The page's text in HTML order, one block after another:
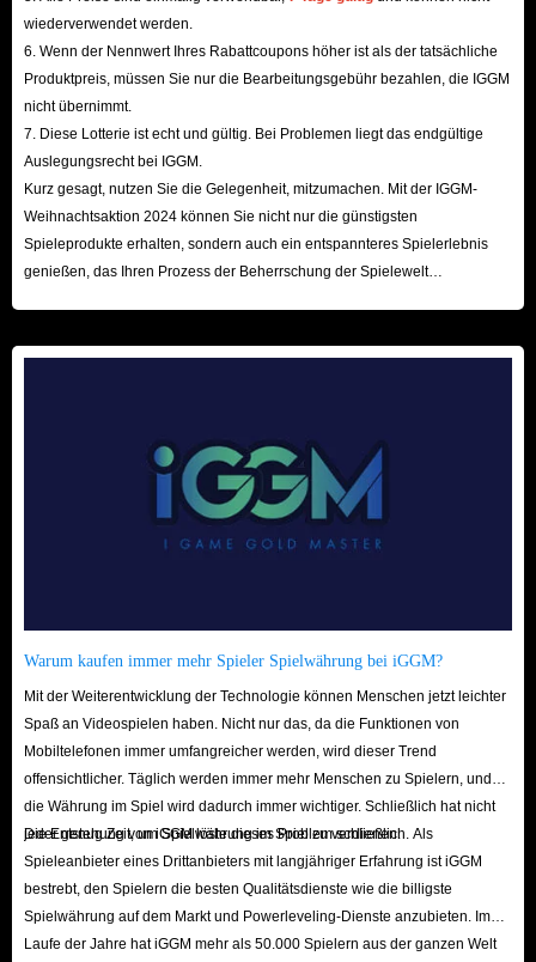
Wenn Sie mehr über uns erfahren möchten, können Sie IGGM.com auch
Mortal Online 2 Gold zu einem günstigeren Preis zu kaufen.
Sichere Zahlung: Unsere Website bietet viele sichere Zahlungsmethoden.
Zum Beispiel Kreditkarten, Paypal und weitere lokale Zahlungen. Sie
können Ihre Lieblingsprodukte jederzeit kaufen.
Kurz gesagt, Mortal Online 2 Gold ist eine wertvolle Ressource, die
Benutzer nutzen müssen, um ihre Charaktere zu verbessern und weitere
Funktionen zu erhalten. Es gibt viele Möglichkeiten, es zu bekommen, aber
wiederverwendet werden.
6. Wenn der Nennwert Ihres Rabattcoupons höher ist als der tatsächliche
Produktpreis, müssen Sie nur die Bearbeitungsgebühr bezahlen, die IGGM
nicht übernimmt.
7. Diese Lotterie ist echt und gültig. Bei Problemen liegt das endgültige
Auslegungsrecht bei IGGM.
Kurz gesagt, nutzen Sie die Gelegenheit, mitzumachen. Mit der IGGM-
Weihnachtsaktion 2024 können Sie nicht nur die günstigsten
Spieleprodukte erhalten, sondern auch ein entspannteres Spielerlebnis
genießen, das Ihren Prozess der Beherrschung der Spielewelt
Warum kaufen immer mehr Spieler Spielwährung bei iGGM?
Mit der Weiterentwicklung der Technologie können Menschen jetzt leichter
Spaß an Videospielen haben. Nicht nur das, da die Funktionen von
Mobiltelefonen immer umfangreicher werden, wird dieser Trend
offensichtlicher. Täglich werden immer mehr Menschen zu Spielern, und
die Währung im Spiel wird dadurch immer wichtiger. Schließlich hat nicht
jeder genug Zeit, um Spielwährung im Spiel zu verdienen.
Die Entstehung von iGGM löste dieses Problem schließlich. Als
Spieleanbieter eines Drittanbieters mit langjähriger Erfahrung ist iGGM
bestrebt, den Spielern die besten Qualitätsdienste wie die billigste
Spielwährung auf dem Markt und Powerleveling-Dienste anzubieten. Im
Laufe der Jahre hat iGGM mehr als 50.000 Spielern aus der ganzen Welt